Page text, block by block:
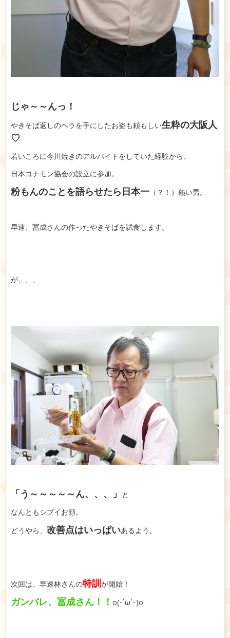
じゃ～～んっ！
やきそば返しのヘラを手にしたお姿も頼もしい生粋の大阪人
♡
若いころに今川焼きのアルバイトをしていた経験から、
日本コナモン協会の設立に参加。
粉もんのことを語らせたら日本一 （？！）熱い男。
早速、冨成さんの作ったやきそばを試食します。
が、、、
「う～～～～～ん、、、」
と
なんともシブイお顔。
どうやら、 改善点はいっぱいあるよう。
次回は、早速林さんの特訓が開始！
ガンバレ、冨成さん！！ o(･`ω´･)o